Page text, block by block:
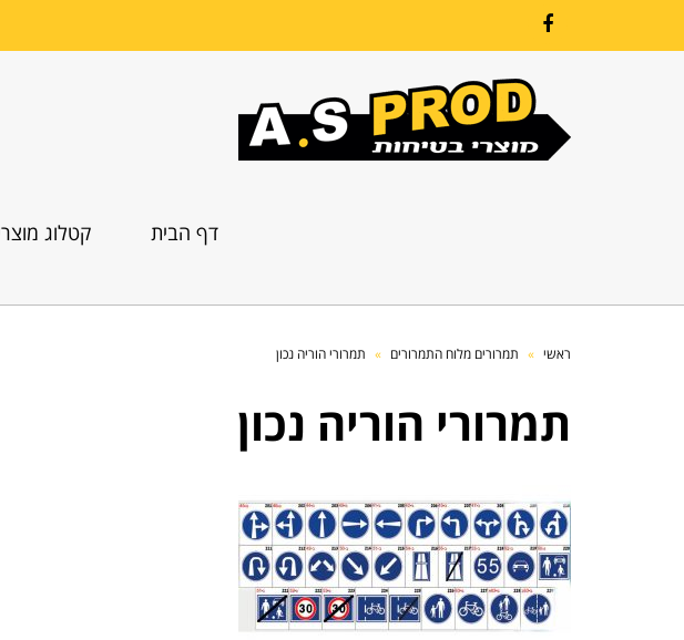
דף הבית קטלוג
ראשי » תמרורים מלוח התמרורים » תמרורי הוריה נכון
תמרורי הוריה נכון